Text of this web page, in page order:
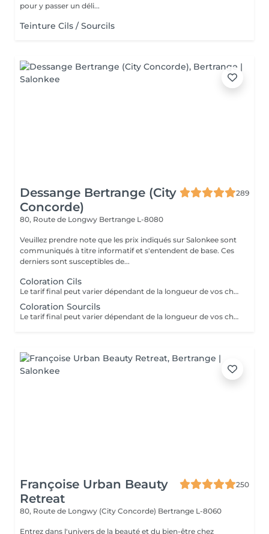
pour y passer un déli...
Teinture Cils / Sourcils
Dessange Bertrange (City
Concorde)
289
80, Route de Longwy Bertrange L-8080
Veuillez prendre note que les prix indiqués sur Salonkee sont
communiqués à titre informatif et s'entendent de base. Ces
derniers sont susceptibles de...
Coloration Cils
Le tarif final peut varier dépendant de la longueur de vos cheveux ainsi que des soins et produits utilisés.
Coloration Sourcils
Le tarif final peut varier dépendant de la longueur de vos cheveux ainsi que des soins et produits utilisés.
Françoise Urban Beauty
Retreat
250
80, Route de Longwy (City Concorde) Bertrange L-8060
Entrez dans l'univers de la beauté et du bien-être chez